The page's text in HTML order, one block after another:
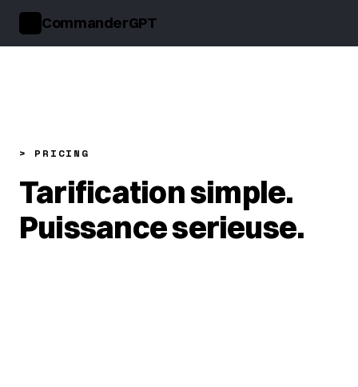
CommanderGPT
> PRICING
Tarification simple.
Puissance serieuse.